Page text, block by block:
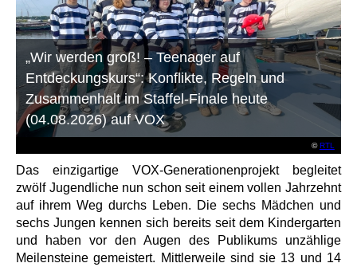
©RTL
„Wir werden groß! – Teenager auf
Entdeckungskurs“: Konflikte, Regeln und
Zusammenhalt im Staffel-Finale heute
(04.08.2026) auf VOX
Das einzigartige VOX-Generationenprojekt begleitet
zwölf Jugendliche nun schon seit einem vollen Jahrzehnt
auf ihrem Weg durchs Leben. Die sechs Mädchen und
sechs Jungen kennen sich bereits seit dem Kindergarten
und haben vor den Augen des Publikums unzählige
Meilensteine gemeistert. Mittlerweile sind sie 13 und 14